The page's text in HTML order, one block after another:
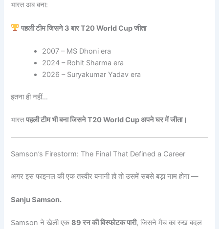
भारत अब बना:
पहली टीम जिसने 3 बार T20 World Cup जीता
2007 – MS Dhoni era
2024 – Rohit Sharma era
2026 – Suryakumar Yadav era
इतना ही नहीं…
भारतपहली टीम भी बना जिसने T20 World Cup अपने घर में जीता।
Samson’s Firestorm: The Final That Defined a Career
अगर इस फाइनल की एक तस्वीर बनानी हो तो उसमें सबसे बड़ा नाम होगा —
Sanju Samson.
Samson ने खेली एक89 रन की विस्फोटक पारी, जिसने मैच का रुख बदल